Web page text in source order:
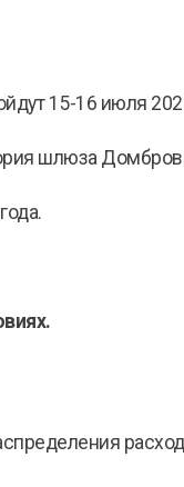
15-16 июля
шлюза